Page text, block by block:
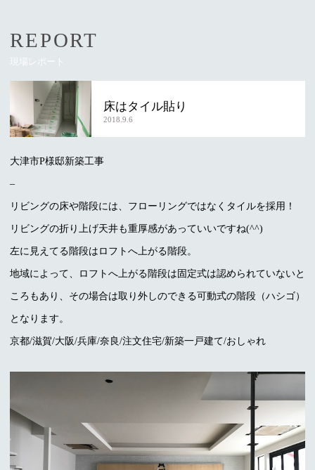
REPORT
現場レポート
床はタイル貼り
2018.9.6
大津市P様邸新築工事
–
リビングの床や階段には、フローリングではなくタイルを採用！
リビングの折り上げ天井も重厚感があっていいですね(^^)
左に見えてる階段はロフトへ上がる階段。
地域によって、ロフトへ上がる階段は固定式は認められていないと
ころもあり、その場合は取り外しのできる可動式の階段（ハシゴ）
となります。
京都/滋賀/大阪/兵庫/奈良/注文住宅/新築一戸建て/おしゃれ